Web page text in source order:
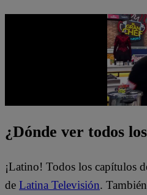
¿Dónde ver todos
¡Latino! Todos los capítulos
de Latina Televisión.